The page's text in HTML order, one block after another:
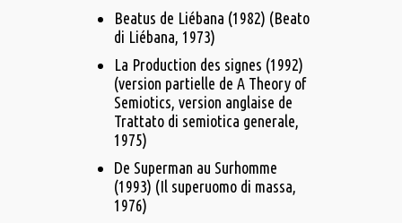
Beatus de Liébana (1982) (Beato
di Liébana, 1973)
La Production des signes (1992)
(version partielle de A Theory of
Semiotics, version anglaise de
Trattato di semiotica generale,
1975)
De Superman au Surhomme
(1993) (Il superuomo di massa,
1976)